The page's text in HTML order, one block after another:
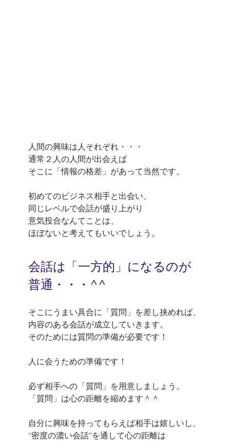
人間の興味は人それぞれ・・・
通常２人の人間が出会えば
そこに「情報の格差」があって当然です。
初めてのビジネス相手と出会い、
同じレベルで会話が盛り上がり
意気投合なんてことは、
ほぼないと考えてもいいでしょう。
会話は「一方的」になるのが
普通・・・^^
そこにうまい具合に「質問」を差し挟めれば、
内容のある会話が成立していきます。
そのためには質問の準備が必要です！
人に会うための準備です！
必ず相手への「質問」を用意しましょう。
「質問」は心の距離を縮めます＾＾
自分に興味を持ってもらえば相手は嬉しいし、
“密度の濃い会話”を通して心の距離は